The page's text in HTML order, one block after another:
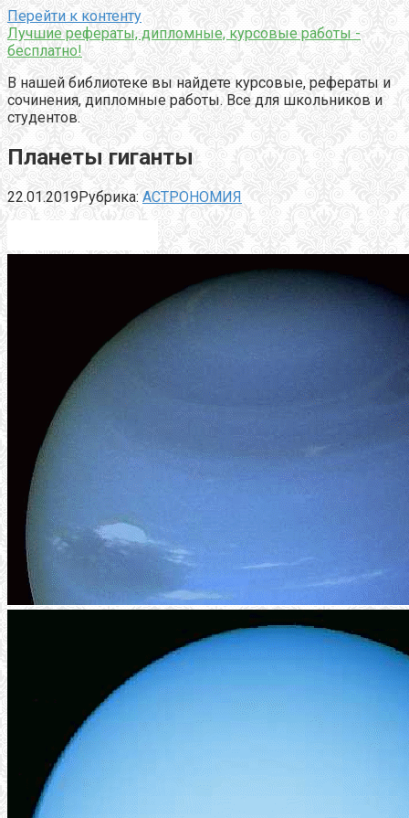
Перейти к контенту
Лучшие рефераты, дипломные, курсовые работы -
бесплатно!
В нашей библиотеке вы найдете курсовые, рефераты и
сочинения, дипломные работы. Все для школьников и
студентов.
Планеты гиганты
22.01.2019Рубрика: АСТРОНОМИЯ